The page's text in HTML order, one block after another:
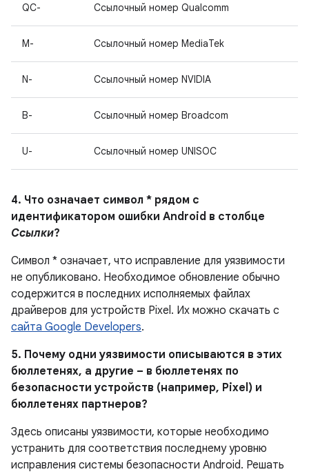
QC- Ссылочный номер Qualcomm
M- Ссылочный номер MediaTek
N- Ссылочный номер NVIDIA
B- Ссылочный номер Broadcom
U- Ссылочный номер UNISOC
4. Что означает символ * рядом с
идентификатором ошибки Android в столбце
Ссылки?
Символ * означает, что исправление для уязвимости
не опубликовано. Необходимое обновление обычно
содержится в последних исполняемых файлах
драйверов для устройств Pixel. Их можно скачать с
сайта Google Developers.
5. Почему одни уязвимости описываются в этих
бюллетенях, а другие – в бюллетенях по
безопасности устройств (например, Pixel) и
бюллетенях партнеров?
Здесь описаны уязвимости, которые необходимо
устранить для соответствия последнему уровню
исправления системы безопасности Android. Решать